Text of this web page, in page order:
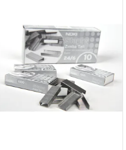
900 TL Üzeri Kargo Ücretsiz